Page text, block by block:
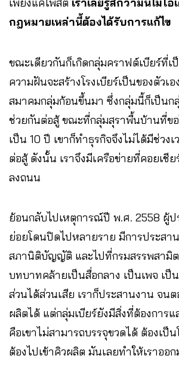
กฎหมายเหล่านี้ต้องได้รับการแก้ไข
ขณะเดียวกันก็เกิดกลุ่มคราฟต์เบียร์ที่
ความฝันจะสร้างโรงเบียร์เป็นของตัวเอ
สมาคมกลุ่มก้อนขึ้นมา ซึ่งกลุ่มนี้ก็เป็นก
ช่วยกันต่อสู้ ขณะที่กลุ่มสุราพื้นบ้านที่ข
เป็น 10 ปี เขาก็ทำธุรกิจจึงไม่ได้มีช่วงเ
ต่อสู้ ดังนั้น เราจึงมีเครือข่ายที่คอยเชี
ลงถนน
ย้อนกลับไปเหตุการณ์ปี พ.ศ. 2558 ผู้ป
ย่อยโดนปิดไปหลายราย มีการประสา
สภานิติบัญญัติ และไปที่กรมสรรพสามิต
บทบาทคล้ายเป็นสื่อกลาง เป็นเพจ เป็
ส่วนได้ส่วนเสีย เราก็ประสานงาน จน
ผลิตได้ แต่กลุ่มเบียร์ยังมีสิ่งที่ต้องการแ
คือเขาไม่สามารถบรรจุขวดได้ ต้องเป็
ต้องไปเข้าคิวผลิต มันเลยทำให้เราออก